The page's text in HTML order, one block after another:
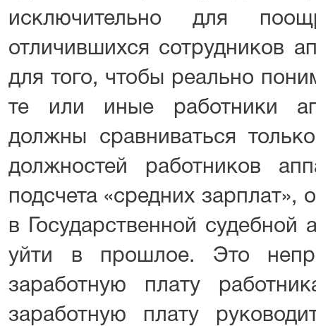
исключительно для
отличившихся сотрудников
для того, чтобы реально
те или иные работники
должны сравниваться
должностей работников
подсчета «средних зарплат»,
в Государственной судебной
уйти в прошлое. Это
заработную плату
заработную плату